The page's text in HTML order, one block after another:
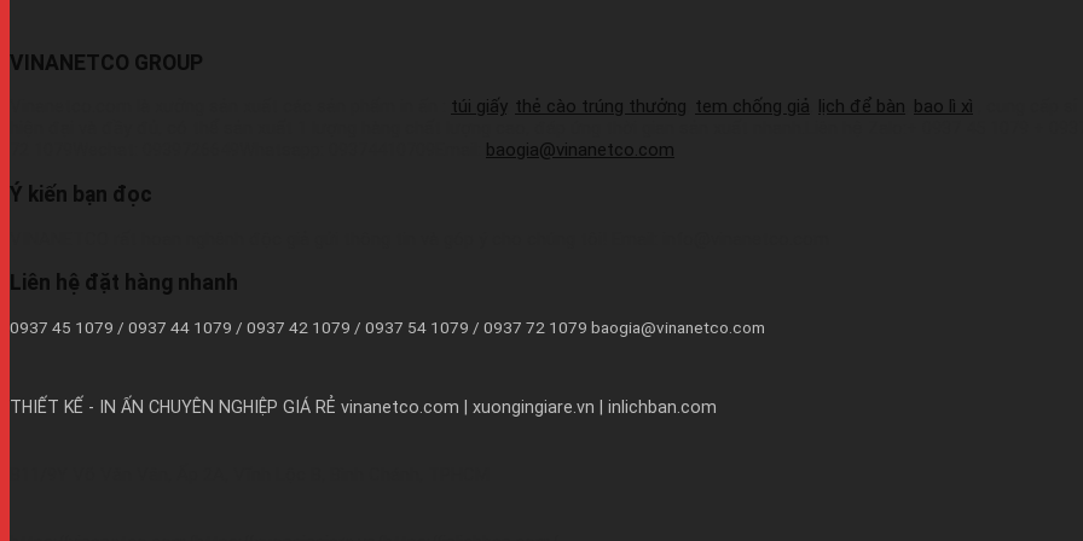
VINANETCO GROUP
túi giấy, thẻ cào trúng thưởng tem chống giả lịch để bàn bao lì xì
baogia@vinanetco.com
Ý kiến bạn đọc
Liên hệ đặt hàng nhanh
0937 45 1079 / 0937 44 1079 / 0937 42 1079 / 0937 54 1079 / 0937 72 1079 baogia@vinanetco.com
THIẾT KẾ - IN ẤN CHUYÊN NGHIỆP GIÁ RẺ vinanetco.com | xuongingiare.vn | inlichban.com